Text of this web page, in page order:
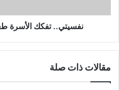
نفسيتي.. تفكك الأسرة
مقالات ذات صلة